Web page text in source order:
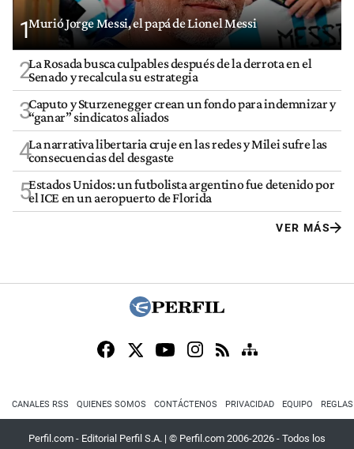
1Murió Jorge Messi, el papá de Lionel Messi
2La Rosada busca culpables después de la derrota en el
Senado y recalcula su estrategia
3Caputo y Sturzenegger crean un fondo para indemnizar y
“ganar” sindicatos aliados
4La narrativa libertaria cruje en las redes y Milei sufre las
consecuencias del desgaste
5Estados Unidos: un futbolista argentino fue detenido por
el ICE en un aeropuerto de Florida
VER MÁS
CANALES RSS QUIENES SOMOS CONTÁCTENOS PRIVACIDAD EQUIPO
Perfil.com - Editorial Perfil S.A. | © Perfil.com 2006-2026 - Todos los